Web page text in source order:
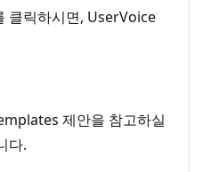
클릭하시면, UserVoice
제안을 참고하실
다.